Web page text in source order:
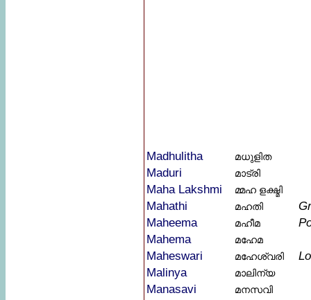
Madhulitha മധുളിത
Maduri മാട്രി
Maha Lakshmi മ്മഹ ളക്ഷ്മി
Mahathi മഹതി
Maheema
മഹീമ
Mahema
മഹേമ
Maheswari മഹേശ്വരി
Malinya
മാലിന്യ
Manasavi മനസവി